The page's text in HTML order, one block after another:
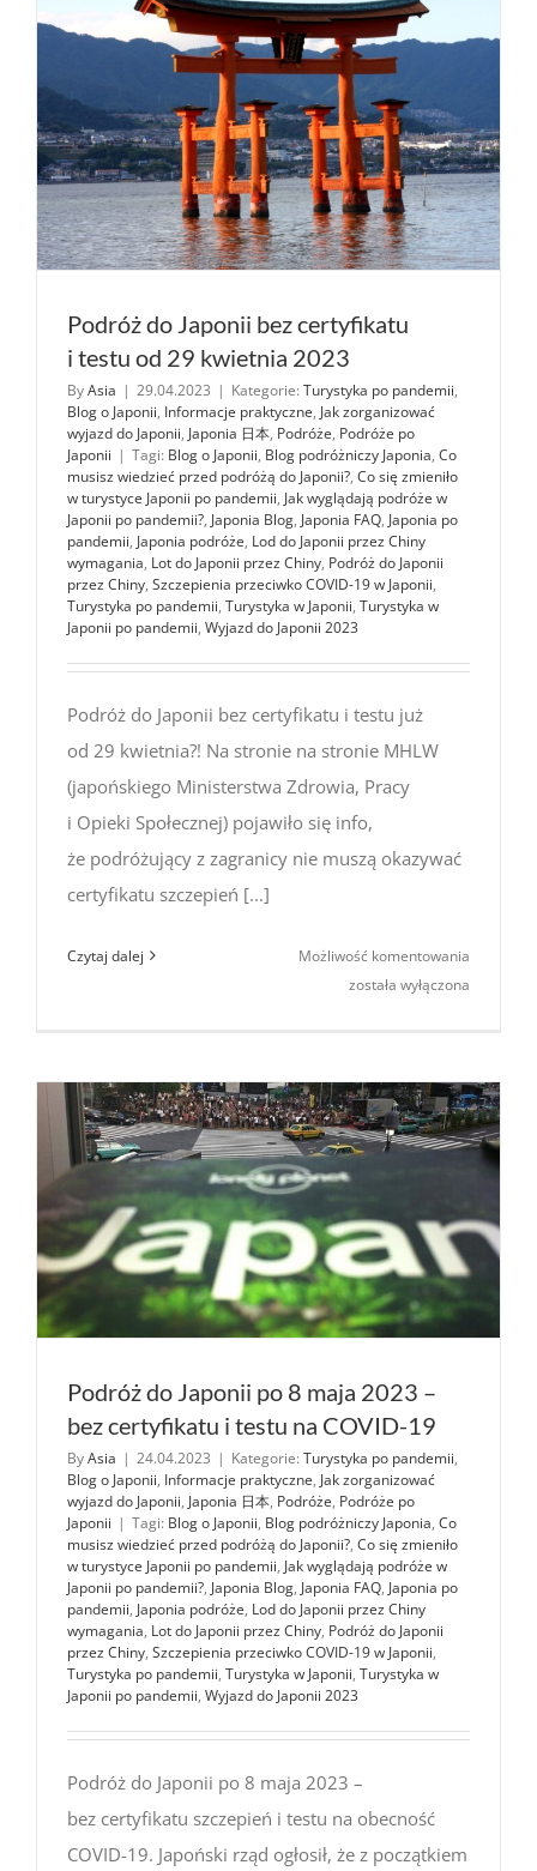
Podróż do Japonii bez certyfikatu
i testu od 29 kwietnia 2023
ByAsia | 29.04.2023 | Kategorie: Turystyka po pandemii,
Blog o Japonii, Informacje praktyczne, Jak zorganizować
wyjazd do Japonii, Japonia 日本, Podróże, Podróże po
Japonii | Tagi: Blog o Japonii, Blog podróżniczy Japonia, Co
musisz wiedzieć przed podróżą do Japonii?, Co się zmieniło
w turystyce Japonii po pandemii, Jak wyglądają podróże w
Japonii po pandemii?, Japonia Blog, Japonia FAQ, Japonia po
pandemii, Japonia podróże, Lod do Japonii przez Chiny
wymagania, Lot do Japonii przez Chiny, Podróż do Japonii
przez Chiny, Szczepienia przeciwko COVID-19 w Japonii,
Turystyka po pandemii, Turystyka w Japonii, Turystyka w
Japonii po pandemii, Wyjazd do Japonii 2023
Podróż do Japonii bez certyfikatu i testu już
od 29 kwietnia?! Na stronie na stronie MHLW
(japońskiego Ministerstwa Zdrowia, Pracy
i Opieki Społecznej) pojawiło się info,
że podróżujący z zagranicy nie muszą okazywać
certyfikatu szczepień [...]
Czytaj dalej Możliwość komentowania
kwietnia
2023
została wyłączona
Podróż do Japonii po 8 maja 2023 –
bez certyfikatu i testu na COVID-19
ByAsia | 24.04.2023 | Kategorie: Turystyka po pandemii,
Blog o Japonii, Informacje praktyczne, Jak zorganizować
wyjazd do Japonii, Japonia 日本, Podróże, Podróże po
Japonii | Tagi: Blog o Japonii, Blog podróżniczy Japonia, Co
musisz wiedzieć przed podróżą do Japonii?, Co się zmieniło
w turystyce Japonii po pandemii, Jak wyglądają podróże w
Japonii po pandemii?, Japonia Blog, Japonia FAQ, Japonia po
pandemii, Japonia podróże, Lod do Japonii przez Chiny
wymagania, Lot do Japonii przez Chiny, Podróż do Japonii
przez Chiny, Szczepienia przeciwko COVID-19 w Japonii,
Turystyka po pandemii, Turystyka w Japonii, Turystyka w
Japonii po pandemii, Wyjazd do Japonii 2023
Podróż do Japonii po 8 maja 2023 –
bez certyfikatu szczepień i testu na obecność
COVID-19. Japoński rząd ogłosił, że z początkiem